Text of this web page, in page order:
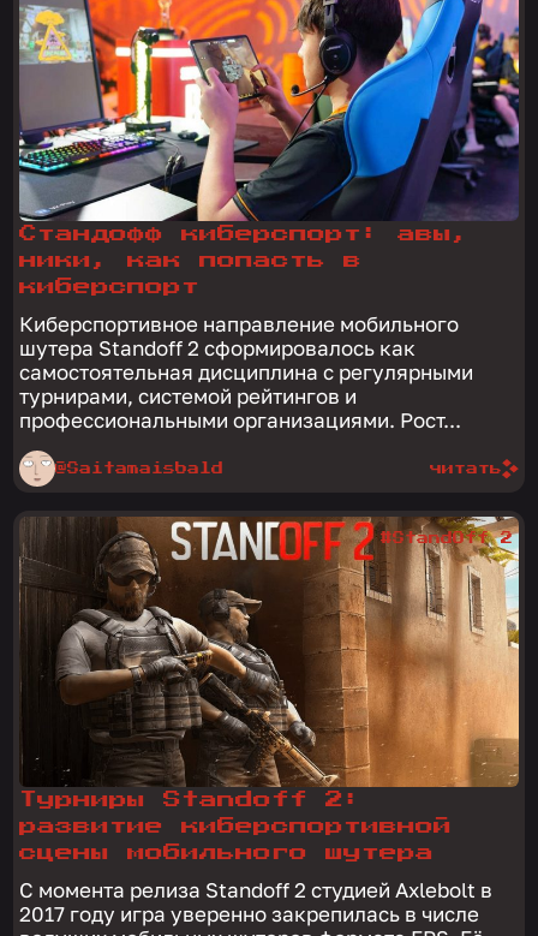
Стандофф киберспорт: авы,
ники, как попасть в
киберспорт
Киберспортивное направление мобильного
шутера Standoff 2 сформировалось как
самостоятельная дисциплина с регулярными
турнирами, системой рейтингов и
профессиональными организациями. Рост...
@Saitamaisbald читать
Турниры Standoff 2:
развитие киберспортивной
сцены мобильного шутера
С момента релиза Standoff 2 студией Axlebolt в
2017 году игра уверенно закрепилась в числе
#StandOff 2